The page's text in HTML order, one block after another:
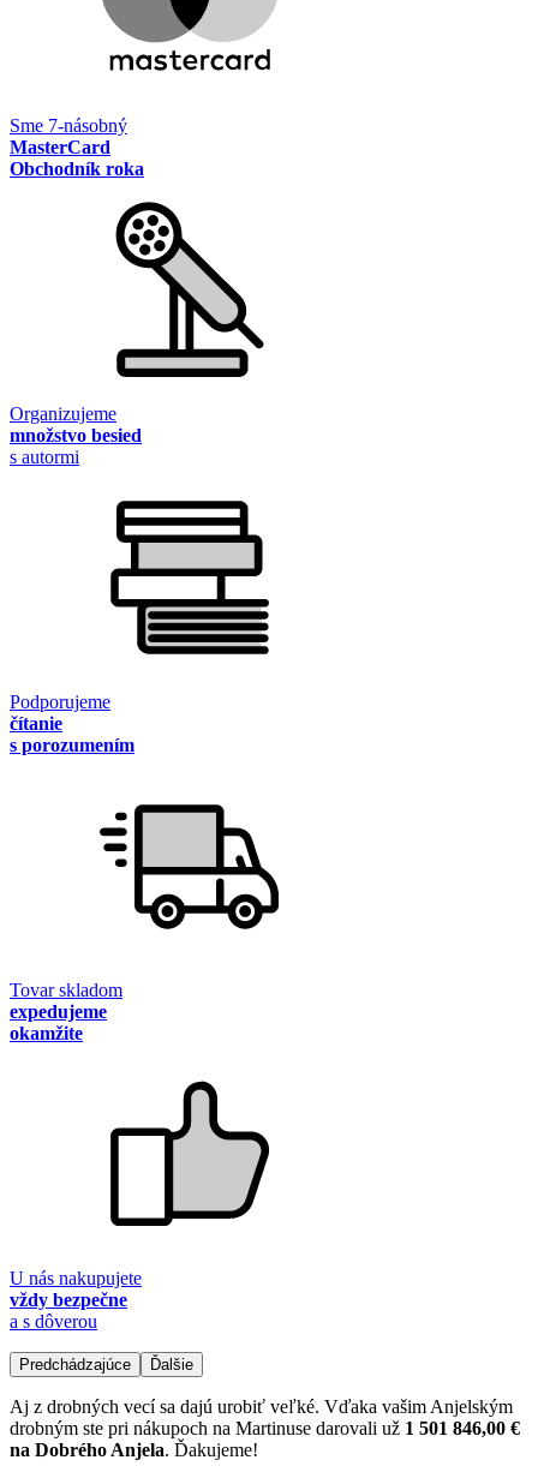
Sme 7-násobný
MasterCard
Obchodník roka
Organizujeme
množstvo besied
s autormi
Podporujeme
čítanie
s porozumením
Tovar skladom
expedujeme
okamžite
U nás nakupujete
vždy bezpečne
a s dôverou
Predchádzajúce Ďalšie
Aj z drobných vecí sa dajú urobiť veľké. Vďaka vašim Anjelským
drobným ste pri nákupoch na Martinuse darovali už 1 501 846,00 €
na Dobrého Anjela. Ďakujeme!